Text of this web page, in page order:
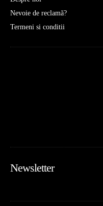
Nevoie de reclamă?
Termeni si conditii
Newsletter